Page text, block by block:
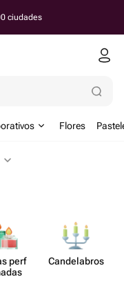
ciudades
Flores
perf​
Cande​labros